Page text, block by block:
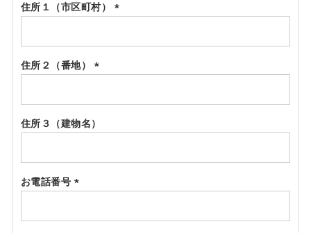
住所１（市区町村）
須)
住所２（番地）
須)
住所３（建物名）
お電話番号
須)